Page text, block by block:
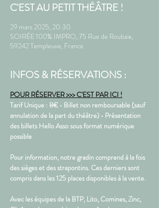
C'EST AU PETIT THÉÂTRE !
29 mars 2025, 20:30
SOIRÉE 100% IMPRO, 75 Rue de Roubaix,
59242 Templeuve, France
INFOS & RÉSERVATIONS :
POUR RÉSERVER >>> C'EST PAR ICI !
Tarif Unique : 8€ • Billet non remboursable (sauf
annulation de la part du théâtre) • Présentation
des billets Hello Asso sous format numérique
possible
Pour information, notre gradin comprend à la fois
des sièges et des strapontins. Ces derniers sont
compris dans les 125 places disponibles à la vente.
Avec les équipes de la BTP, Lito, Comines, Zinc,